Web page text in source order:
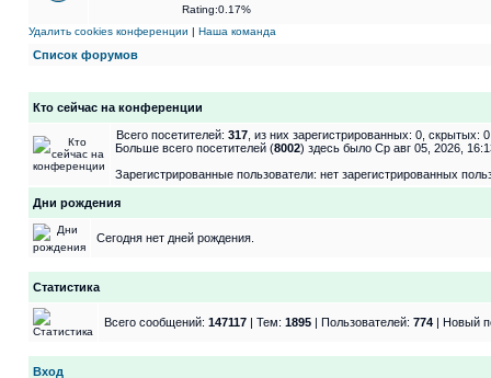
Rating:0.17%
Удалить cookies конференции | Наша команда
Список форумов
Кто сейчас на конференции
Всего посетителей: 317 , из них зарегистрированных: 0, скрытых:
Больше всего посетителей (8002) здесь было Ср авг 05, 2026,
Зарегистрированные пользователи: нет зарегистрированных
Дни рождения
Сегодня нет дней рождения.
Статистика
Всего сообщений: 147117 | Тем: 1895 | Пользователей: 774 | Новый
Вход